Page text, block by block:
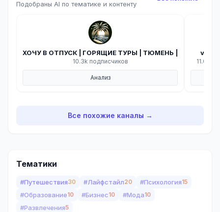
Подобраны AI по тематике и контенту
ХОЧУ В ОТПУСК | ГОРЯЩИЕ ТУРЫ | ТЮМЕНЬ |
10.3k подписчиков
Анализ
11.0k
Все похожие каналы →
Тематики
#Путешествия30 #Лайфстайл20 #Психология15
#Образование10 #Бизнес10 #Мода10
#Развлечения5